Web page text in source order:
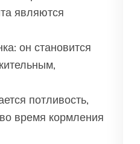
являются
он становится
потливость,
время кормления